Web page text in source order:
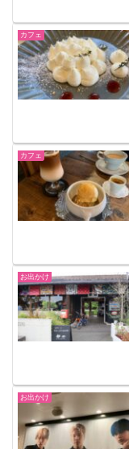
カフェ
カフェ
お出かけ
お出かけ